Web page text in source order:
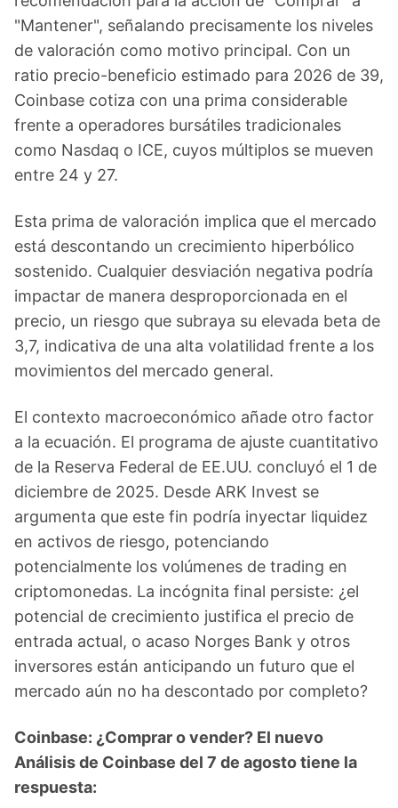
"Mantener", señalando precisamente los niveles
de valoración como motivo principal. Con un
ratio precio-beneficio estimado para 2026 de 39,
Coinbase cotiza con una prima considerable
frente a operadores bursátiles tradicionales
como Nasdaq o ICE, cuyos múltiplos se mueven
entre 24 y 27.
Esta prima de valoración implica que el mercado
está descontando un crecimiento hiperbólico
sostenido. Cualquier desviación negativa podría
impactar de manera desproporcionada en el
precio, un riesgo que subraya su elevada beta de
3,7, indicativa de una alta volatilidad frente a los
movimientos del mercado general.
El contexto macroeconómico añade otro factor
a la ecuación. El programa de ajuste cuantitativo
de la Reserva Federal de EE.UU. concluyó el 1 de
diciembre de 2025. Desde ARK Invest se
argumenta que este fin podría inyectar liquidez
en activos de riesgo, potenciando
potencialmente los volúmenes de trading en
criptomonedas. La incógnita final persiste: ¿el
potencial de crecimiento justifica el precio de
entrada actual, o acaso Norges Bank y otros
inversores están anticipando un futuro que el
mercado aún no ha descontado por completo?
Coinbase: ¿Comprar o vender? El nuevo
Análisis de Coinbase del 7 de agosto tiene la
respuesta: